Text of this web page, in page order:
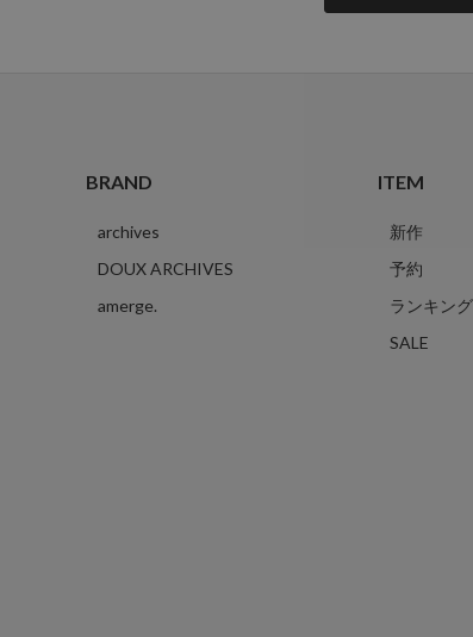
BRAND
archives
DOUX ARCHIVES
amerge.
ITEM
新作
予約
ランキング
SALE